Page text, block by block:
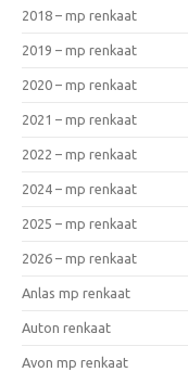
2018 – mp renkaat
2019 – mp renkaat
2020 – mp renkaat
2021 – mp renkaat
2022 – mp renkaat
2024 – mp renkaat
2025 – mp renkaat
2026 – mp renkaat
Anlas mp renkaat
Auton renkaat
Avon mp renkaat